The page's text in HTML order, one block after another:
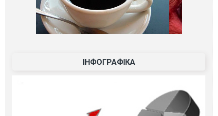
ІНФОГРАФІКА